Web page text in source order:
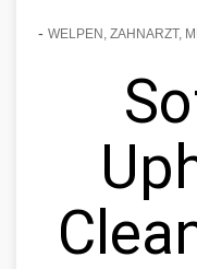
- WELPEN, ZAHNARZT,